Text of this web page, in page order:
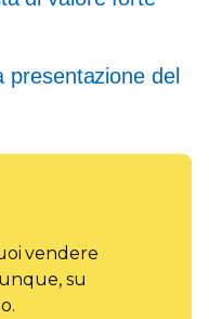
presentazione del
vendere
su